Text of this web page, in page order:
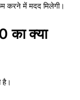
करने में मदद मिलेगी।
का क्या
है।